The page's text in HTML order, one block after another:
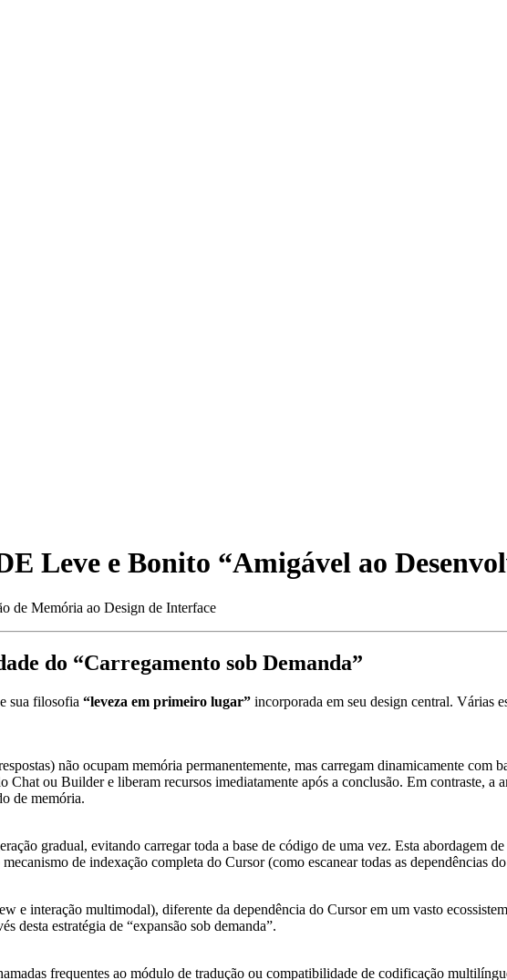
Leve e Bonito “Amigável ao
de Memória ao Design de Interface
do “Carregamento sob Demanda”
sua filosofia “leveza em primeiro lugar” incorporada em seu design central. Várias
não ocupam memória permanentemente, mas carregam dinamicamente com
Chat ou Builder e liberam recursos imediatamente após a conclusão. Em contraste, a
de memória.
gradual, evitando carregar toda a base de código de uma vez. Esta abordagem
de indexação completa do Cursor (como escanear todas as dependências
e interação multimodal), diferente da dependência do Cursor em um vasto
desta estratégia de “expansão sob demanda”.
frequentes ao módulo de tradução ou compatibilidade de codificação